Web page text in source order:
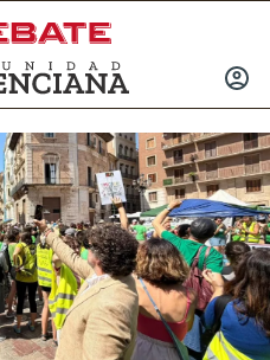
INICIAR